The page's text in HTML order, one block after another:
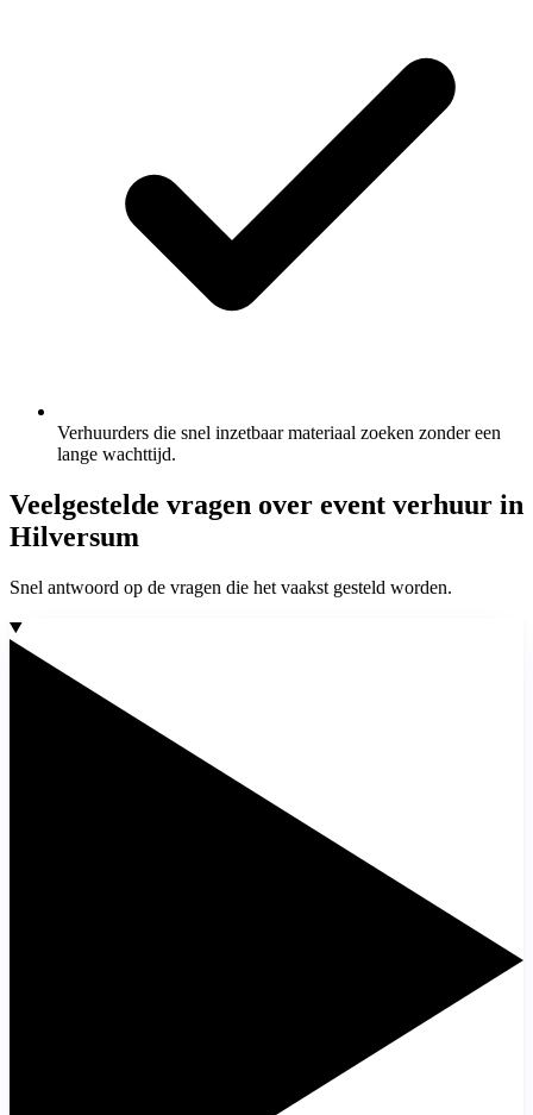
Verhuurders die snel inzetbaar materiaal zoeken zonder een
lange wachttijd.
Veelgestelde vragen over event verhuur in
Hilversum
Snel antwoord op de vragen die het vaakst gesteld worden.